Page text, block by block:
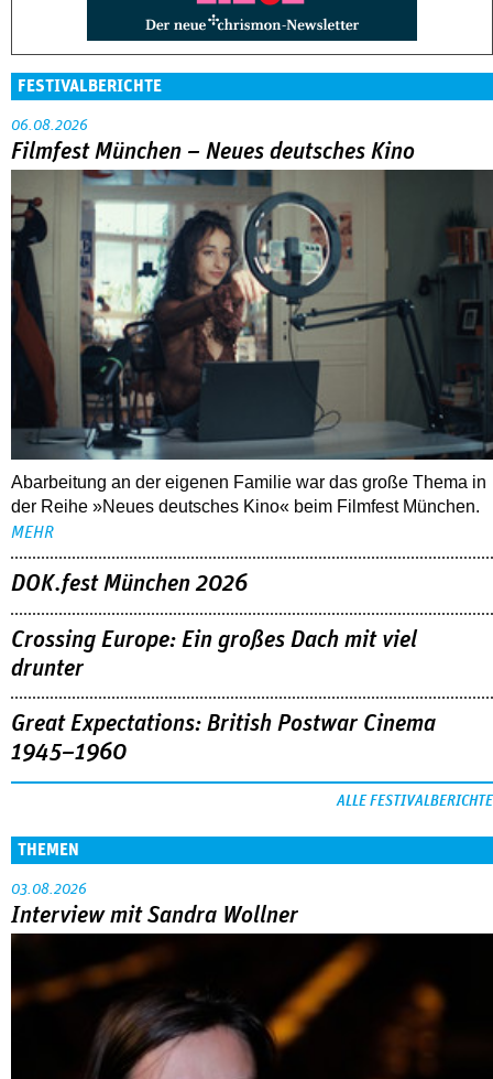
FESTIVALBERICHTE
06.08.2026
Filmfest München – Neues deutsches Kino
Abarbeitung an der eigenen Familie war das große Thema in
der Reihe »Neues deutsches Kino« beim Filmfest München.
MEHR
DOK.fest München 2026
Crossing Europe: Ein großes Dach mit viel
drunter
Great Expectations: British Postwar Cinema
1945–1960
ALLE FESTIVALBERICHTE
THEMEN
03.08.2026
Interview mit Sandra Wollner